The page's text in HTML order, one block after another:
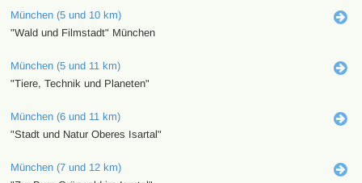
München (5 und 10 km)
"Wald und Filmstadt" München
München (5 und 11 km)
"Tiere, Technik und Planeten"
München (6 und 11 km)
"Stadt und Natur Oberes Isartal"
München (7 und 12 km)